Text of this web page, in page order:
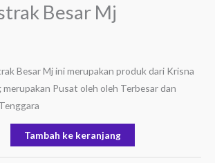
Besar Mj
Besar Mj ini merupakan produk dari Krisna
merupakan Pusat oleh oleh Terbesar dan
Tambah ke keranjang